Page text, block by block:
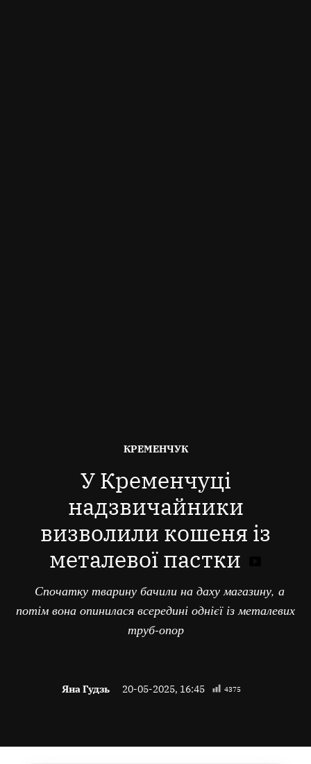
ОПУБЛІКОВАНО
КРЕМЕНЧУК
У Кременчуці
надзвичайники
визволили кошеня із
металевої пастки
Спочатку тварину бачили на даху магазину, а
потім вона опинилася всередині однієї із металевих
труб-опор
Яна Гудзь 20-05-2025, 16:45 4375